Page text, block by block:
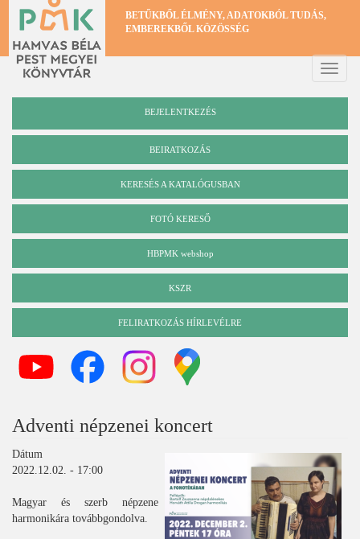
Ugrás
tartalomra
BETŰKBŐL ÉLMÉNY, ADATOKBÓL TUDÁS,
EMBEREKBŐL KÖZÖSSÉG
Toggle
BEJELENTKEZÉS
BEIRATKOZÁS
Katalógus
KERESÉS A KATALÓGUSBAN
FOTÓ KERESŐ
HBPMK webshop
KSZR
FELIRATKOZÁS HÍRLEVÉLRE
Adventi népzenei koncert
Dátum
2022.12.02. - 17:00
Magyar és szerb népzene
harmonikára továbbgondolva.